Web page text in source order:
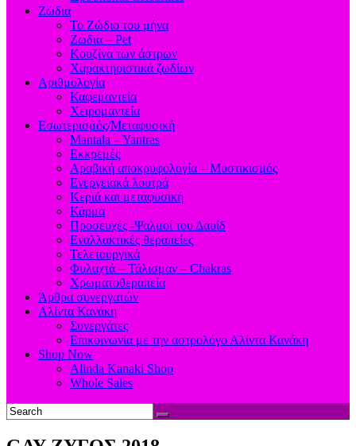
Ζώδια
Το Ζώδιο του μήνα
Ζώδια – Pet
Κουζίνα των άστρων
Χαρακτηριστικά ζωδίων
Αριθμολογία
Καφεμαντεία
Χειρομαντεία
Εσωτερισμός/Μεταφυσική
Mantala – Yantras
Εκκρεμές
Αραβική αποκρυφολογία – Μυστικισμός
Ενεργειακά λουτρά
Κεριά και μεταφυσική
Κάρμα
Προσευχές -Ψαλμοί του Δαυίδ
Εναλλακτικές θεραπείες
Τελετουργικά
Φυλαχτά – Τάλισμαν – Chakras
Χρωματοθεραπεία
Άρθρα συνεργατών
Αλίντα Κανάκη
Συνεργάτες
Επικοινωνία με την αστρολόγο Αλίντα Κανάκη
Shop Now
Alinda Kanaki Shop
Whole Sales